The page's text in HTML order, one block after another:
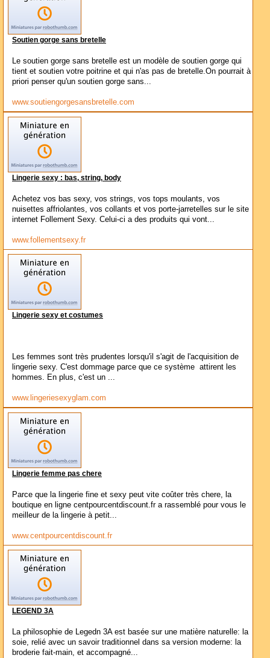
Soutien gorge sans bretelle
Le soutien gorge sans bretelle est un modèle de soutien gorge qui
tient et soutien votre poitrine et qui n'as pas de bretelle.On pourrait à
priori penser qu'un soutien gorge sans...
www.soutiengorgesansbretelle.com
Lingerie sexy : bas, string, body
Achetez vos bas sexy, vos strings, vos tops moulants, vos
nuisettes affriolantes, vos collants et vos porte-jarretelles sur le site
internet Follement Sexy. Celui-ci a des produits qui vont...
www.follementsexy.fr
Lingerie sexy et costumes
Les femmes sont très prudentes lorsqu'il s'agit de l'acquisition de
lingerie sexy. C'est dommage parce que ce système attirent les
hommes. En plus, c'est un ...
www.lingeriesexyglam.com
Lingerie femme pas chere
Parce que la lingerie fine et sexy peut vite coûter très chere, la
boutique en ligne centpourcentdiscount.fr a rassemblé pour vous le
meilleur de la lingerie à petit...
www.centpourcentdiscount.fr
LEGEND 3A
La philosophie de Legedn 3A est basée sur une matière naturelle: la
soie, relié avec un savoir traditionnel dans sa version moderne: la
broderie fait-main, et accompagné...